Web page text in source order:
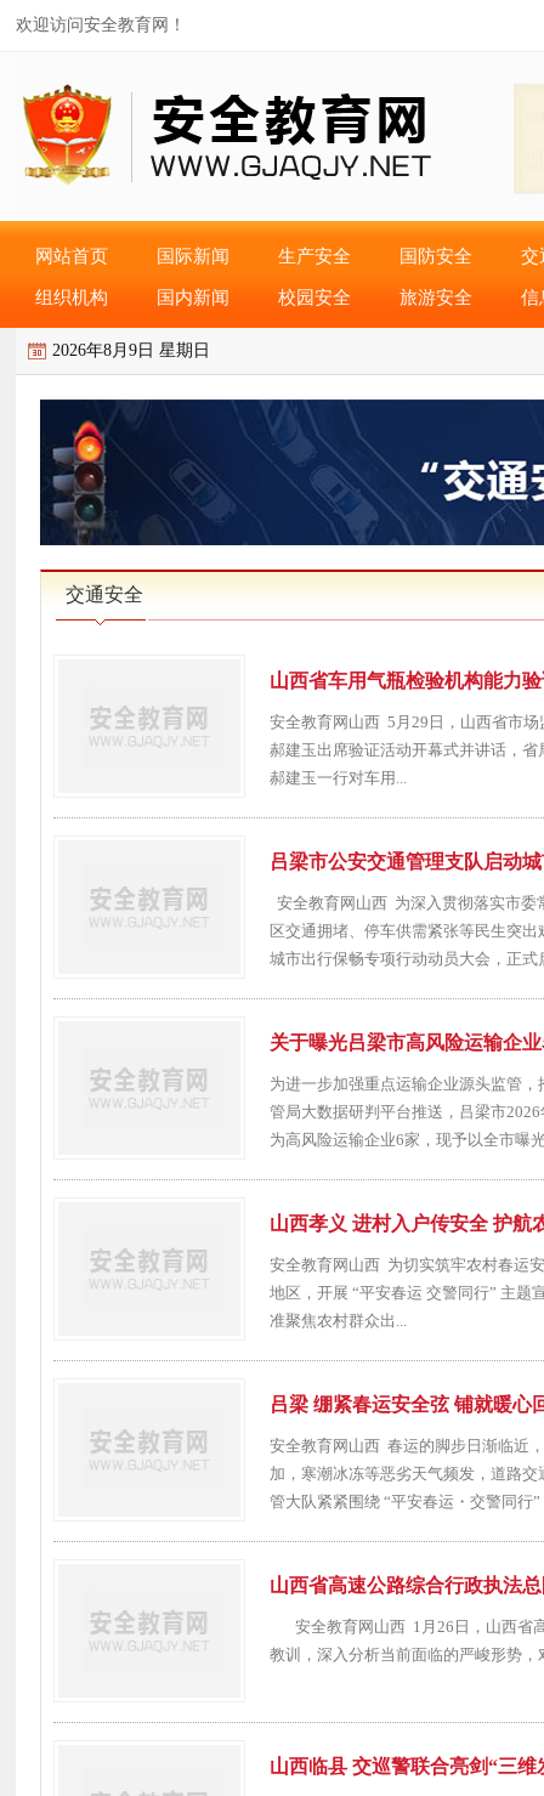
欢迎访问安全教育网！
网站首页 国际新闻 生产安全 国防安全 交
组织机构 国内新闻 校园安全 旅游安全 信
2026年8月9日 星期日
交通安全
山西省车用气瓶检验机构能力
安全教育网山西 5月29日，山西省市
郝建玉出席验证活动开幕式并讲话，
郝建玉一行对车用...
吕梁市公安交通管理支队启动
安全教育网山西 为深入贯彻落实市委
区交通拥堵、停车供需紧张等民生突
城市出行保畅专项行动动员大会，正式
关于曝光吕梁市高风险运输企
为进一步加强重点运输企业源头监管
管局大数据研判平台推送，吕梁市
为高风险运输企业6家，现予以全市曝
山西孝义 进村入户传安全 护航
安全教育网山西 为切实筑牢农村春运
地区，开展 “平安春运 交警同行” 主题
准聚焦农村群众出...
吕梁 绷紧春运安全弦 铺就暖心
安全教育网山西 春运的脚步日渐临近
加，寒潮冰冻等恶劣天气频发，道路
管大队紧紧围绕 “平安春运・交警同行”
山西省高速公路综合行政执法
安全教育网山西 1月26日，山西省
教训，深入分析当前面临的严峻形势
山西临县 交巡警联合亮剑“三